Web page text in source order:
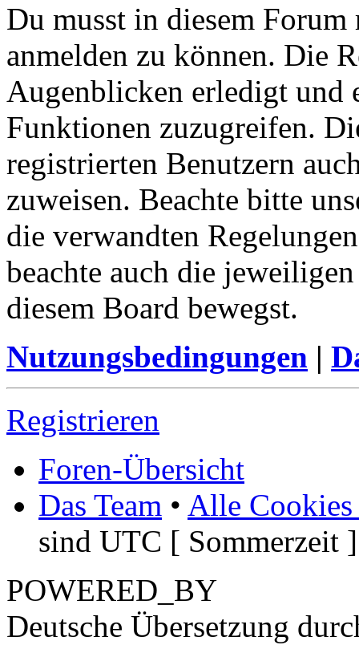
Du musst in diesem
anmelden zu können. Die
Augenblicken erledigt und
Funktionen zuzugreifen.
registrierten Benutzern
zuweisen. Beachte bitte
die verwandten
beachte auch die
diesem Board bewegst.
Nutzungsbedingungen |
Registrieren
Foren-Übersicht
Das Team • Alle Cookies
sind UTC [ Sommerzeit ]
POWERED_BY
Deutsche Übersetzung